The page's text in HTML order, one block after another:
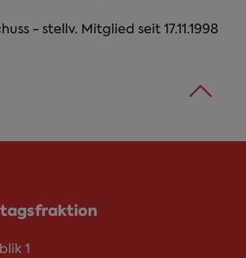
- stellv. Mitglied seit 17.11.1998
1